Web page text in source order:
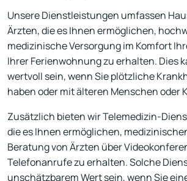
Unsere Dienstleistungen umfassen
Ärzten, die es Ihnen ermöglichen,
medizinische Versorgung im Komfort
Ihrer Ferienwohnung zu erhalten. Dies
wertvoll sein, wenn Sie plötzliche
haben oder mit älteren Menschen oder
Zusätzlich bieten wir Telemedizin-
die es Ihnen ermöglichen,
Beratung von Ärzten über
Telefonanrufe zu erhalten. Solche
unschätzbarem Wert sein, wenn Sie